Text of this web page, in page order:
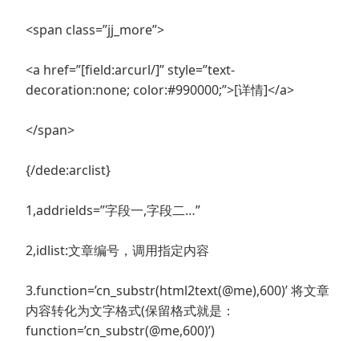
<span class=”jj_more”>
<a href=”[field:arcurl/]” style=”text-
decoration:none; color:#990000;”>[详情]</a>
</span>
{/dede:arclist}
1,addrields=”字段一,字段二…”
2,idlist:文章编号，调用指定内容
3.function=’cn_substr(html2text(@me),600)’ 将文章
内容转化为文字格式(保留格式就是：
function=’cn_substr(@me,600)’)